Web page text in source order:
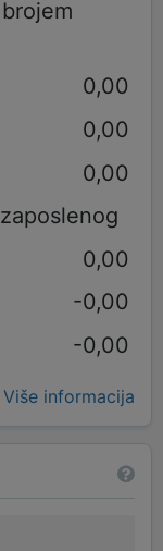
0,00
0,00
0,00
0,00
-0,00
-0,00
Više informacija